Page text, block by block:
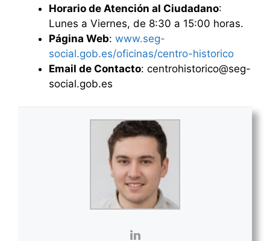
Horario de Atención al Ciudadano:
Lunes a Viernes, de 8:30 a 15:00 horas.
Página Web: www.seg-
social.gob.es/oficinas/centro-historico
Email de Contacto: centrohistorico@seg-
social.gob.es